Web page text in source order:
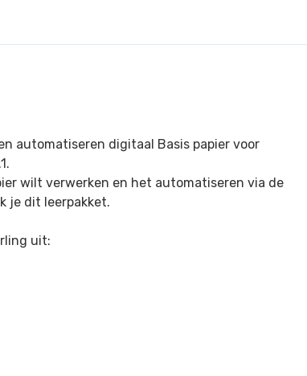
automatiseren digitaal Basis papier voor
wilt verwerken en het automatiseren via de
je dit leerpakket.
uit: